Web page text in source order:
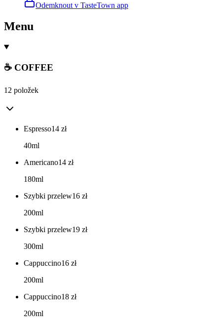
Odemknout v TasteTown app
Menu
☕ COFFEE
12 položek
Espresso14 zł
40ml
Americano14 zł
180ml
Szybki przelew16 zł
200ml
Szybki przelew19 zł
300ml
Cappuccino16 zł
200ml
Cappuccino18 zł
200ml